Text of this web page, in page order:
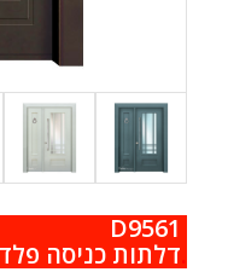
.דלתות כניסה